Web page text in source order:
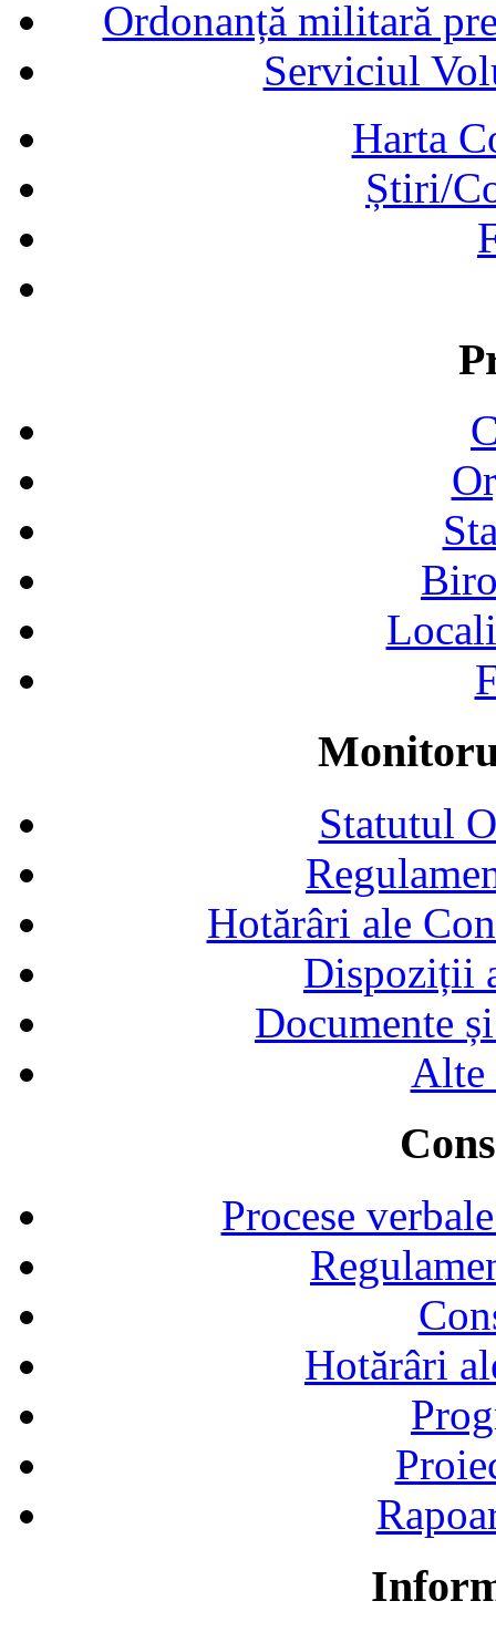
Ordonanță militară
Serviciul
Harta
Știri/
Statutul
Hotărâri ale
Dispoziții
Documente
Alte
Procese
Hotărâri